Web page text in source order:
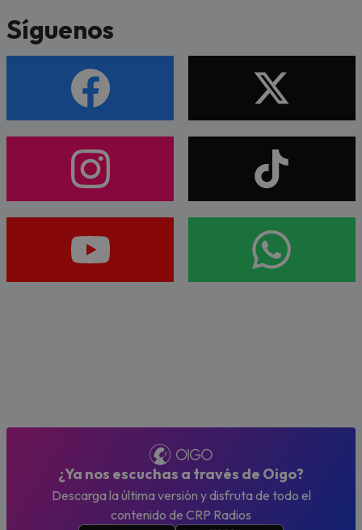
Síguenos
¿Ya nos escuchas a través de Oigo?
Descarga la última versión y disfruta de todo el
contenido de CRP Radios